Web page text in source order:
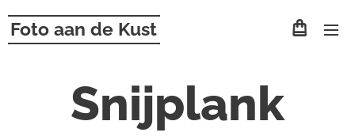
Foto aan de Kust
Snijplank